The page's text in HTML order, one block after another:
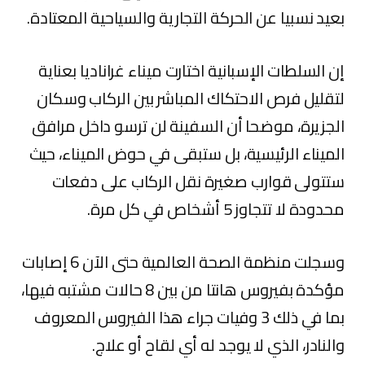
بعيد نسبيا عن الحركة التجارية والسياحية المعتادة.
إن السلطات الإسبانية اختارت ميناء غراناديا بعناية
لتقليل فرص الاحتكاك المباشر بين الركاب وسكان
الجزيرة، موضحا أن السفينة لن ترسو داخل مرافق
الميناء الرئيسية، بل ستبقى في حوض الميناء، حيث
ستتولى قوارب صغيرة نقل الركاب على دفعات
محدودة لا تتجاوز 5 أشخاص في كل مرة.
وسجلت منظمة الصحة العالمية‏ حتى الآن 6 إصابات
مؤكدة بفيروس هانتا من بين 8 حالات مشتبه فيها،
بما في ذلك 3 وفيات جراء هذا الفيروس المعروف
والنادر، الذي لا يوجد له أي لقاح أو علاج.